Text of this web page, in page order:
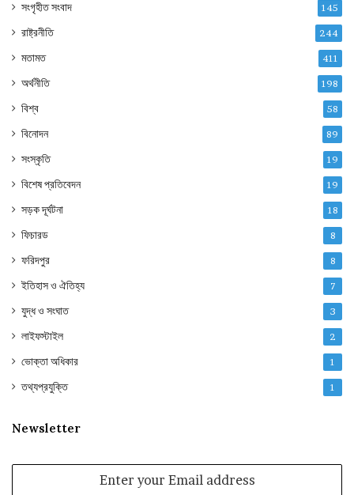
সংগৃহীত সংবাদ 145
রাষ্ট্রনীতি 244
মতামত 411
অর্থনীতি 198
বিশ্ব 58
বিনোদন 89
সংস্কৃতি 19
বিশেষ প্রতিবেদন 19
সড়ক দূর্ঘটনা 18
ফিচারড 8
ফরিদপুর 8
ইতিহাস ও ঐতিহ্য 7
যুদ্ধ ও সংঘাত 3
লাইফস্টাইল 2
ভোক্তা অধিকার 1
তথ্যপ্রযুক্তি 1
Newsletter